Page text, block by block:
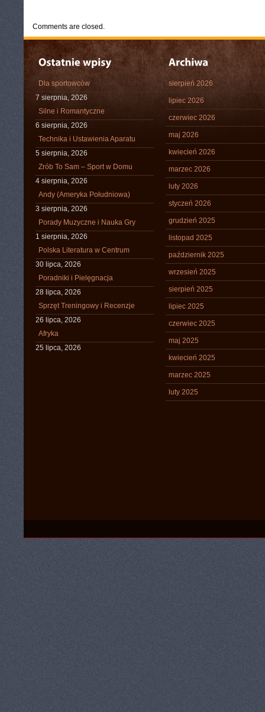
Comments are closed.
Dla sportowców
7 sierpnia, 2026
Silne i Romantyczne
6 sierpnia, 2026
Technika i Ustawienia Aparatu
5 sierpnia, 2026
Zrób To Sam – Sport w Domu
4 sierpnia, 2026
Andy (Ameryka Południowa)
3 sierpnia, 2026
Porady Muzyczne i Nauka Gry
1 sierpnia, 2026
Polska Literatura w Centrum
30 lipca, 2026
Poradniki i Pielęgnacja
28 lipca, 2026
Sprzęt Treningowy i Recenzje
26 lipca, 2026
Afryka
25 lipca, 2026
sierpień 2026
lipiec 2026
czerwiec 2026
maj 2026
kwiecień 2026
marzec 2026
luty 2026
styczeń 2026
grudzień 2025
listopad 2025
październik 2025
wrzesień 2025
sierpień 2025
lipiec 2025
czerwiec 2025
maj 2025
kwiecień 2025
marzec 2025
luty 2025